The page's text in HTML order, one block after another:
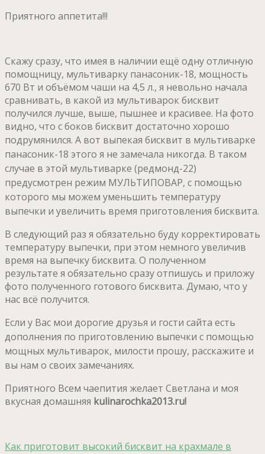
Приятного аппетита!!!
Скажу сразу, что имея в наличии ещё одну отличную
помощницу, мультиварку панасоник-18, мощность
670 Вт и объёмом чаши на 4,5 л., я невольно начала
сравнивать, в какой из мультиварок бисквит
получился лучше, выше, пышнее и красивее. На фото
видно, что с боков бисквит достаточно хорошо
подрумянился. А вот выпекая бисквит в мультиварке
панасоник-18 этого я не замечала никогда. В таком
случае в этой мультиварке (редмонд-22)
предусмотрен режим МУЛЬТИПОВАР, с помощью
которого мы можем уменьшить температуру
выпечки и увеличить время приготовления бисквита.
В следующий раз я обязательно буду корректировать
температуру выпечки, при этом немного увеличив
время на выпечку бисквита. О полученном
результате я обязательно сразу отпишусь и приложу
фото полученного готового бисквита. Думаю, что у
нас всё получится.
Если у Вас мои дорогие друзья и гости сайта есть
дополнения по приготовлению выпечки с помощью
мощных мультиварок, милости прошу, расскажите и
вы нам о своих замечаниях.
Приятного Всем чаепития желает Светлана и моя
вкусная домашняя kulinarochka2013.ru!
Как приготовит высокий бисквит на крахмале в